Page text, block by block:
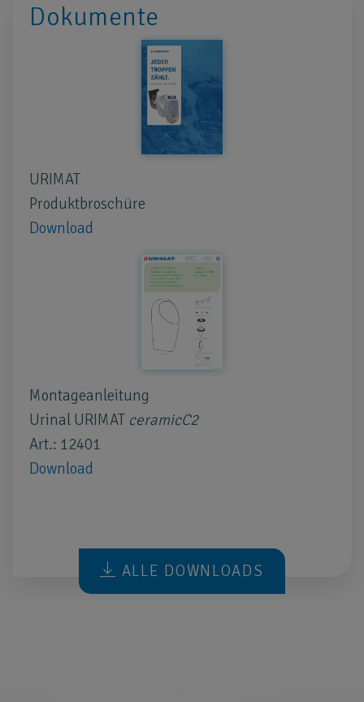
Dokumente
URIMAT
Produktbroschüre
Download
Montageanleitung
Urinal URIMAT ceramicC2
Art.: 12401
Download
ALLE DOWNLOADS